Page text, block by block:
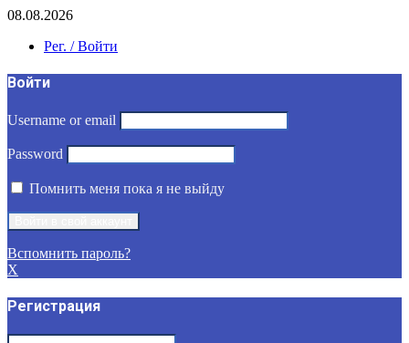
08.08.2026
Рег. / Войти
Войти
Username or email
Password
Помнить меня пока я не выйду
Вспомнить пароль?
X
Регистрация